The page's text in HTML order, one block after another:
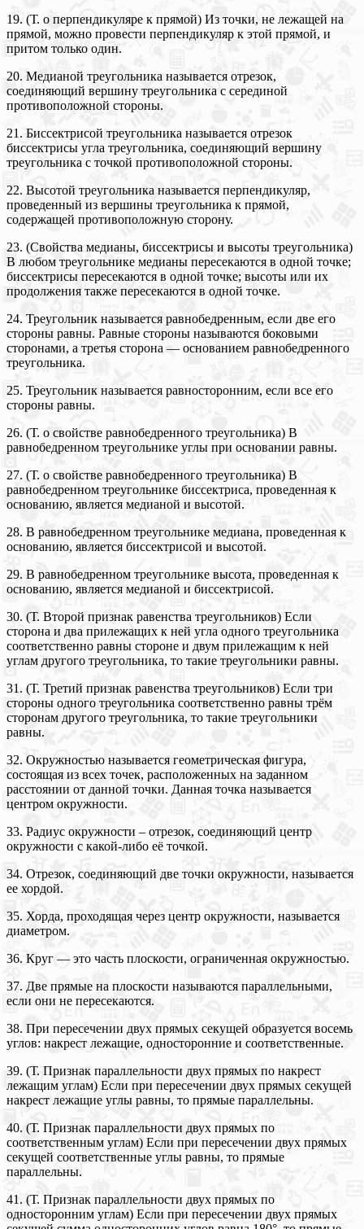
19. (Т. о перпендикуляре к прямой) Из точки, не лежащей на
прямой, можно провести перпендикуляр к этой прямой, и
притом только один.
20. Медианой треугольника называется отрезок,
соединяющий вершину треугольника с серединой
противоположной стороны.
21. Биссектрисой треугольника называется отрезок
биссектрисы угла треугольника, соединяющий вершину
треугольника с точкой противоположной стороны.
22. Высотой треугольника называется перпендикуляр,
проведенный из вершины треугольника к прямой,
содержащей противоположную сторону.
23. (Свойства медианы, биссектрисы и высоты треугольника)
В любом треугольнике медианы пересекаются в одной точке;
биссектрисы пересекаются в одной точке; высоты или их
продолжения также пересекаются в одной точке.
24. Треугольник называется равнобедренным, если две его
стороны равны. Равные стороны называются боковыми
сторонами, а третья сторона — основанием равнобедренного
треугольника.
25. Треугольник называется равносторонним, если все его
стороны равны.
26. (Т. о свойстве равнобедренного треугольника) В
равнобедренном треугольнике углы при основании равны.
27. (Т. о свойстве равнобедренного треугольника) В
равнобедренном треугольнике биссектриса, проведенная к
основанию, является медианой и высотой.
28. В равнобедренном треугольнике медиана, проведенная к
основанию, является биссектрисой и высотой.
29. В равнобедренном треугольнике высота, проведенная к
основанию, является медианой и биссектрисой.
30. (Т. Второй признак равенства треугольников) Если
сторона и два прилежащих к ней угла одного треугольника
соответственно равны стороне и двум прилежащим к ней
углам другого треугольника, то такие треугольники равны.
31. (Т. Третий признак равенства треугольников) Если три
стороны одного треугольника соответственно равны трём
сторонам другого треугольника, то такие треугольники
равны.
32. Окружностью называется геометрическая фигура,
состоящая из всех точек, расположенных на заданном
расстоянии от данной точки. Данная точка называется
центром окружности.
33. Радиус окружности – отрезок, соединяющий центр
окружности с какой-либо её точкой.
34. Отрезок, соединяющий две точки окружности, называется
ее хордой.
35. Хорда, проходящая через центр окружности, называется
диаметром.
36. Круг — это часть плоскости, ограниченная окружностью.
37. Две прямые на плоскости называются параллельными,
если они не пересекаются.
38. При пересечении двух прямых секущей образуется восемь
углов: накрест лежащие, односторонние и соответственные.
39. (Т. Признак параллельности двух прямых по накрест
лежащим углам) Если при пересечении двух прямых секущей
накрест лежащие углы равны, то прямые параллельны.
40. (Т. Признак параллельности двух прямых по
соответственным углам) Если при пересечении двух прямых
секущей соответственные углы равны, то прямые
параллельны.
41. (Т. Признак параллельности двух прямых по
односторонним углам) Если при пересечении двух прямых